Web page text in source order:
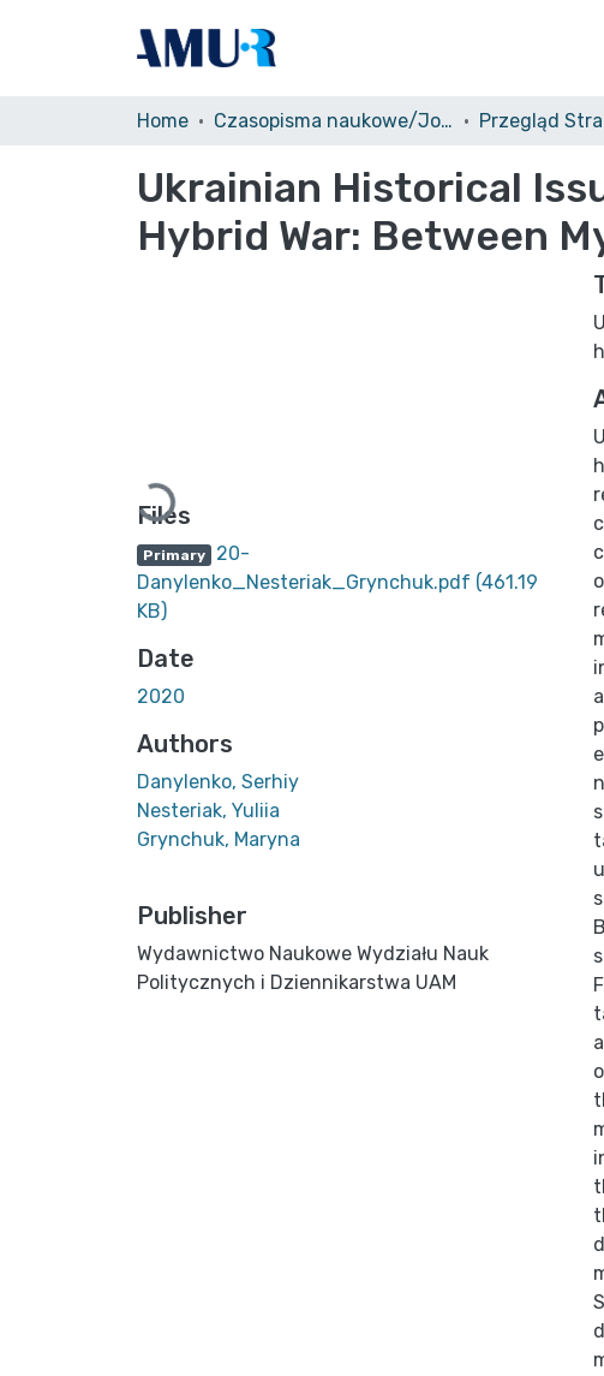
Home Czasopisma naukowe/Journals Przegląd
Ukrainian Historical
Hybrid War: Between
Loading...
Files
Primary 20-
Danylenko_Nesteriak_Grynchuk.pdf (461.19
KB)
Date
2020
Authors
Danylenko, Serhiy
Nesteriak, Yuliia
Grynchuk, Maryna
Publisher
Wydawnictwo Naukowe Wydziału Nauk
Politycznych i Dziennikarstwa UAM